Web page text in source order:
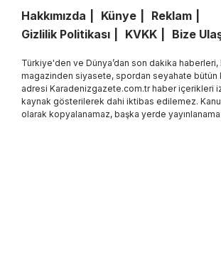
Hakkımızda Künye
Reklam
Gizlilik Politikası
KVKK Bize
Türkiye'den ve Dünya’dan son dakika haberleri,
magazinden siyasete, spordan seyahate bütün
adresi Karadenizgazete.com.tr haber içerikleri
kaynak gösterilerek dahi iktibas edilemez.
olarak kopyalanamaz, başka yerde